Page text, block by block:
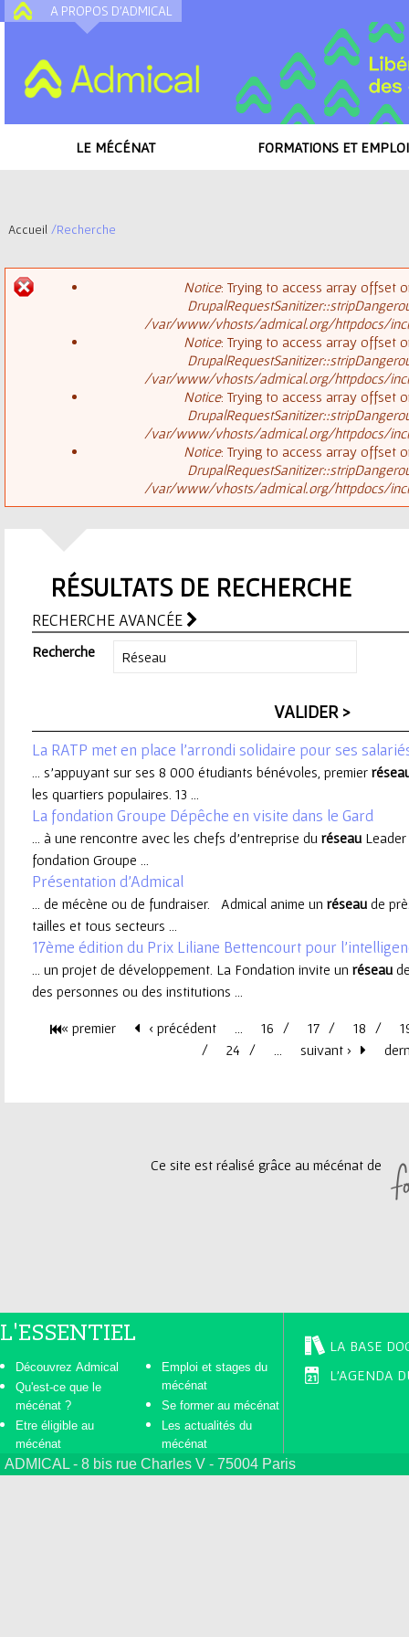
A PROPOS D'ADMICAL
LE MÉCÉNAT FORMATIONS ET
Accueil /Recherche
e
d
r
r
e
u
r
Notice: Trying to access array offset
/var/www/vhosts/admical.org/httpdocs/
Notice: Trying to access array offset
/var/www/vhosts/admical.org/httpdocs/
Notice: Trying to access array offset
/var/www/vhosts/admical.org/httpdocs/
Notice: Trying to access array offset
/var/www/vhosts/admical.org/httpdocs/
RÉSULTATS DE RECHERCHE
RECHERCHE AVANCÉE
Recherche
La RATP met en place l'arrondi solidaire pour ses
... s’appuyant sur ses 8 000 étudiants bénévoles, premier
les quartiers populaires. 13 ...
La fondation Groupe Dépêche en visite dans le Gard
... à une rencontre avec les chefs d’entreprise du réseau
fondation Groupe ...
Présentation d'Admical
... de mécène ou de fundraiser. Admical anime un réseau de
tailles et tous secteurs ...
17ème édition du Prix Liliane Bettencourt pour
... un projet de développement. La Fondation invite un réseau
des personnes ou des institutions ...
« premier ‹ précédent 16 17 18
24
suivant ›
Ce site est réalisé grâce au mécénat de
L'ESSENTIEL
Découvrez Admical
Qu'est-ce que le
mécénat ?
Etre éligible au
mécénat
Emploi et stages du
mécénat
Se former au mécénat
Les actualités du
mécénat
LA BASE
L'AGENDA
ADMICAL - 8 bis rue Charles V - 75004 Paris